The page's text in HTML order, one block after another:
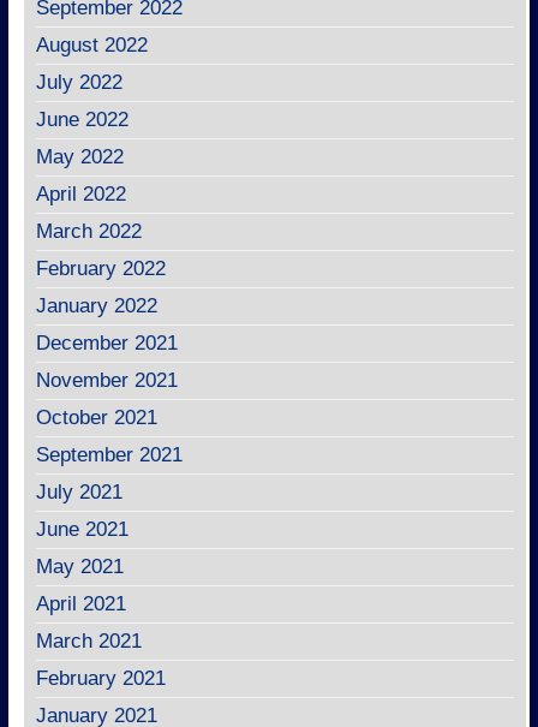
September 2022
August 2022
July 2022
June 2022
May 2022
April 2022
March 2022
February 2022
January 2022
December 2021
November 2021
October 2021
September 2021
July 2021
June 2021
May 2021
April 2021
March 2021
February 2021
January 2021